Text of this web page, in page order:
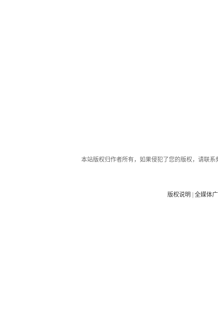
本站版权归作者所有，如果侵犯了您的版权，请联
版权说明 |全媒体